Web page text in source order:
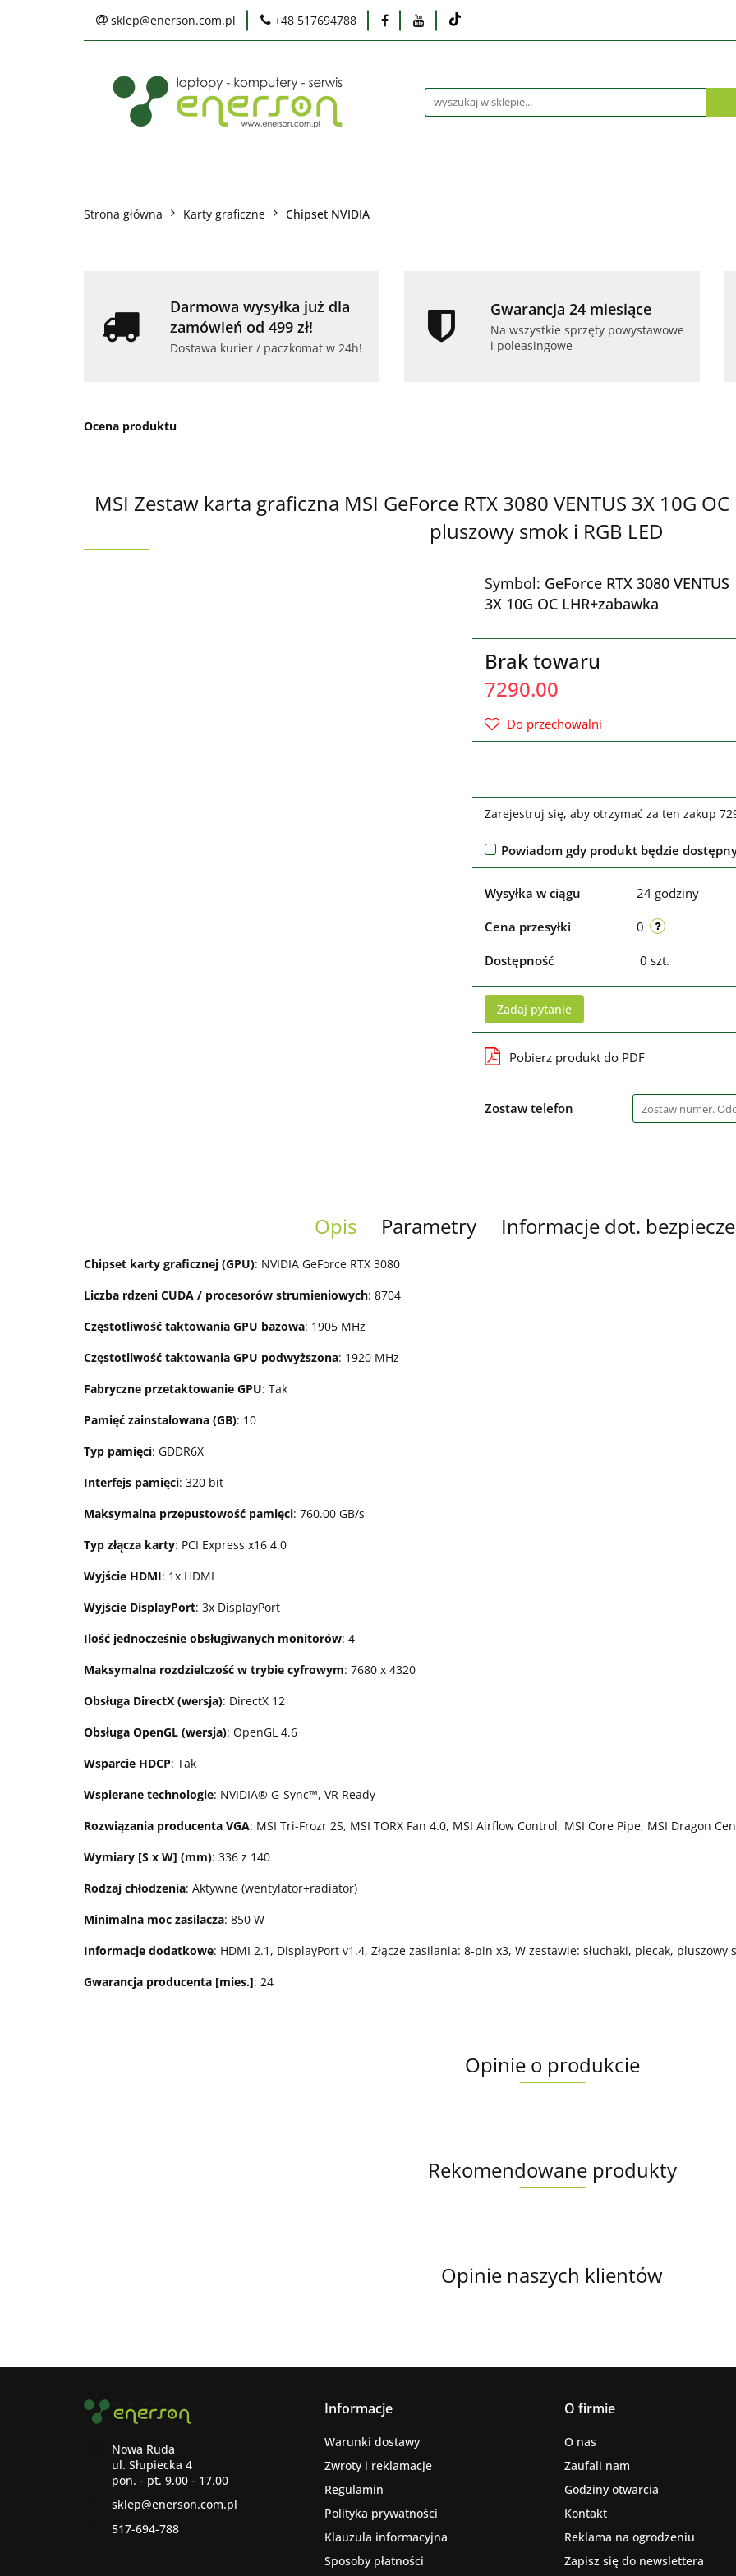
sklep@enerson.com.pl +48 517694788
Serwis
Praca Ochrona środowiska
Laptopy PC Monitory
Karty graficzne Akcesoria Telefony i tablety Serwis Praca
Strona główna Karty graficzne Chipset NVIDIA
Darmowa wysyłka już dla
zamówień od 499 zł!
Dostawa kurier / paczkomat w 24h!
Gwarancja 24 miesiące
Na wszystkie sprzęty powystawowe
i poleasingowe
Ocena produktu
MSI Zestaw karta graficzna MSI GeForce RTX 3080 VENTUS 3X 10G
pluszowy smok i RGB LED
Symbol: GeForce RTX 3080 VENTUS
3X 10G OC LHR+zabawka
Brak towaru
7290.00
Do przechowalni
Zarejestruj się, aby otrzymać za ten zakup
Powiadom gdy produkt będzie
Wysyłka w ciągu 24 godziny
Cena przesyłki 0
Dostępność 0 szt.
Zadaj pytanie
Pobierz produkt do PDF
Zostaw telefon
Opis Parametry Informacje dot.
Chipset karty graficznej (GPU): NVIDIA GeForce RTX 3080
Liczba rdzeni CUDA / procesorów strumieniowych: 8704
Częstotliwość taktowania GPU bazowa: 1905 MHz
Częstotliwość taktowania GPU podwyższona: 1920 MHz
Fabryczne przetaktowanie GPU: Tak
Pamięć zainstalowana (GB): 10
Typ pamięci: GDDR6X
Interfejs pamięci: 320 bit
Maksymalna przepustowość pamięci: 760.00 GB/s
Typ złącza karty: PCI Express x16 4.0
Wyjście HDMI: 1x HDMI
Wyjście DisplayPort: 3x DisplayPort
Ilość jednocześnie obsługiwanych monitorów: 4
Maksymalna rozdzielczość w trybie cyfrowym: 7680 x 4320
Obsługa DirectX (wersja): DirectX 12
Obsługa OpenGL (wersja): OpenGL 4.6
Wsparcie HDCP: Tak
Wspierane technologie: NVIDIA® G-Sync™, VR Ready
Rozwiązania producenta VGA: MSI Tri-Frozr 2S, MSI TORX Fan 4.0, MSI Airflow Control, MSI Core Pipe, MSI Dragon
Wymiary [S x W] (mm): 336 z 140
Rodzaj chłodzenia: Aktywne (wentylator+radiator)
Minimalna moc zasilacza: 850 W
Informacje dodatkowe: HDMI 2.1, DisplayPort v1.4, Złącze zasilania: 8-pin x3, W zestawie: słuchaki, plecak, pluszowy
Gwarancja producenta [mies.]: 24
Opinie o produkcie
Rekomendowane produkty
Opinie naszych klientów
Nowa Ruda
ul. Słupiecka 4
pon. - pt. 9.00 - 17.00
sklep@enerson.com.pl
517-694-788
Informacje
Warunki dostawy
Zwroty i reklamacje
Regulamin
Polityka prywatności
Klauzula informacyjna
Sposoby płatności
O firmie
O nas
Zaufali nam
Godziny otwarcia
Kontakt
Reklama na ogrodzeniu
Zapisz się do newslettera